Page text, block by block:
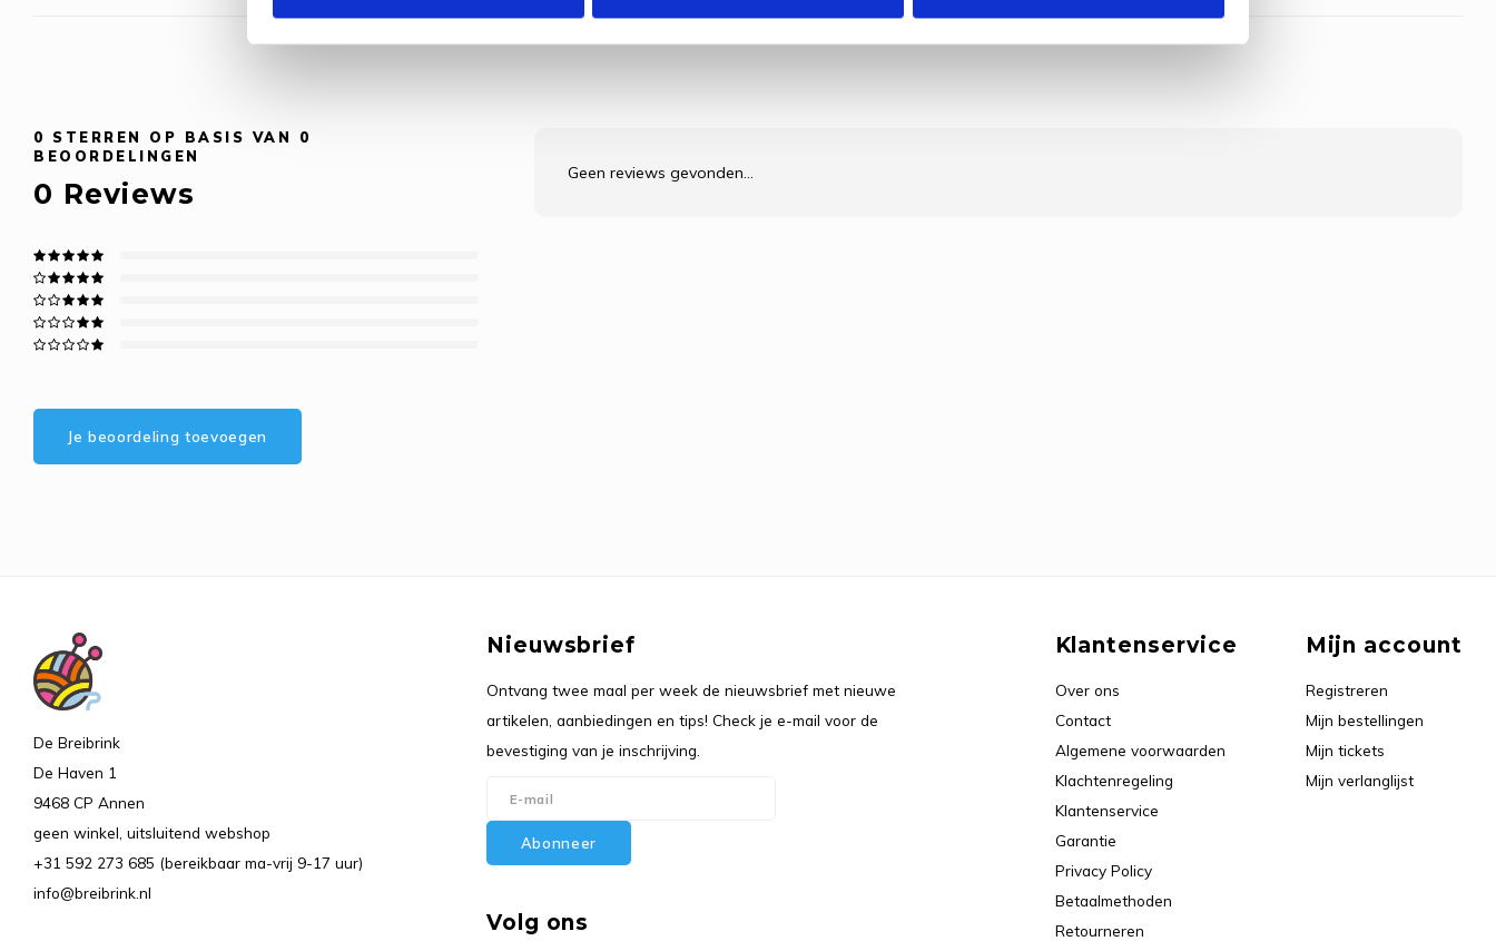
0 STERREN OP BASIS VAN 0
BEOORDELINGEN
0 Reviews
Je beoordeling toevoegen
Geen reviews gevonden...
De Breibrink
De Haven 1
9468 CP Annen
geen winkel, uitsluitend webshop
+31 592 273 685 (bereikbaar ma-vrij 9-17 uur)
info@breibrink.nl
Nieuwsbrief
Ontvang twee maal per week de nieuwsbrief met nieuwe
artikelen, aanbiedingen en tips! Check je e-mail voor de
bevestiging van je inschrijving.
Abonneer
Volg ons
Klantenservice
Over ons
Contact
Algemene voorwaarden
Klachtenregeling
Klantenservice
Garantie
Privacy Policy
Betaalmethoden
Retourneren
Mijn account
Registreren
Mijn bestellingen
Mijn tickets
Mijn verlanglijst